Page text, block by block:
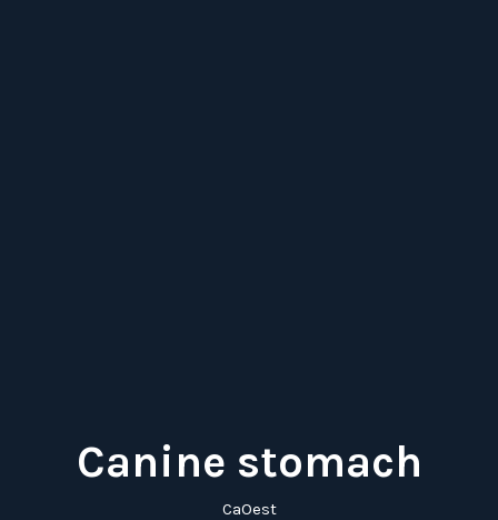
Canine stomach
CaOest